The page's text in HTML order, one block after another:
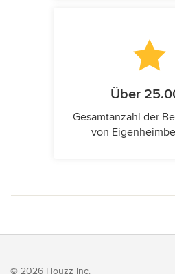
Über
Gesamtanzahl der
von
© 2026 Houzz Inc.